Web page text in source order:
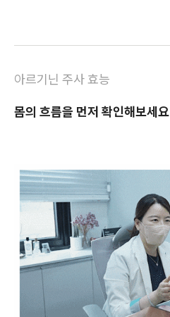
아르기닌 주사 효능
몸의 흐름을 먼저 확인해보세요